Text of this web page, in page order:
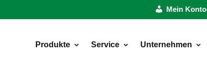
Mein Konto
Produkte Service Unternehmen